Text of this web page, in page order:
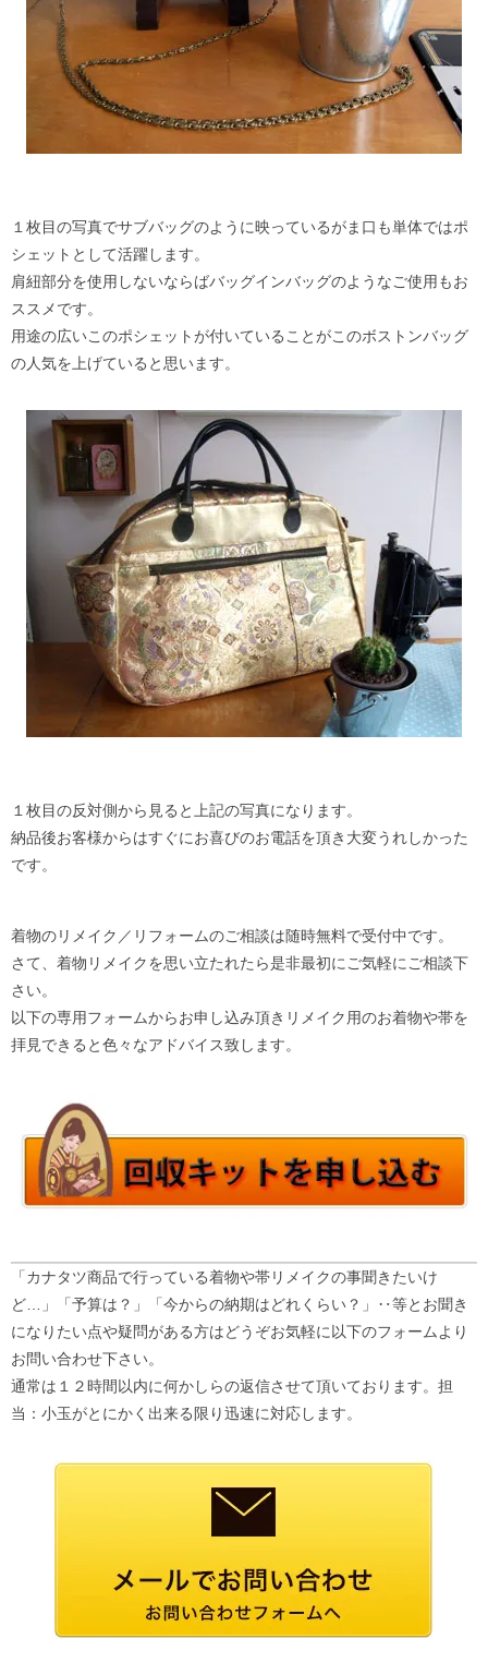
１枚目の写真でサブバッグのように映っているがま口も単体ではポ
シェットとして活躍します。
肩紐部分を使用しないならばバッグインバッグのようなご使用もお
ススメです。
用途の広いこのポシェットが付いていることがこのボストンバッグ
の人気を上げていると思います。
１枚目の反対側から見ると上記の写真になります。
納品後お客様からはすぐにお喜びのお電話を頂き大変うれしかった
です。
着物のリメイク／リフォームのご相談は随時無料で受付中です。
さて、着物リメイクを思い立たれたら是非最初にご気軽にご相談下
さい。
以下の専用フォームからお申し込み頂きリメイク用のお着物や帯を
拝見できると色々なアドバイス致します。
「カナタツ商品で行っている着物や帯リメイクの事聞きたいけ
ど…」「予算は？」「今からの納期はどれくらい？」‥等とお聞き
になりたい点や疑問がある方はどうぞお気軽に以下のフォームより
お問い合わせ下さい。
通常は１２時間以内に何かしらの返信させて頂いております。担
当：小玉がとにかく出来る限り迅速に対応します。